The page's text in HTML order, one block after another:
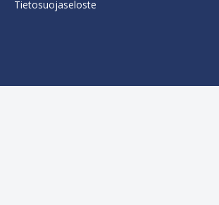
Tietosuojaseloste